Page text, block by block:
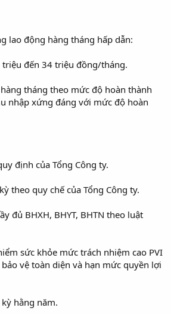
lao động hàng tháng hấp dẫn:
triệu đến 34 triệu đồng/tháng.
tháng theo mức độ hoàn thành
nhập xứng đáng với mức độ hoàn
định của Tổng Công ty.
theo quy chế của Tổng Công ty.
đủ BHXH, BHYT, BHTN theo luật
sức khỏe mức trách nhiệm cao PVI
vệ toàn diện và hạn mức quyền lợi
hằng năm.